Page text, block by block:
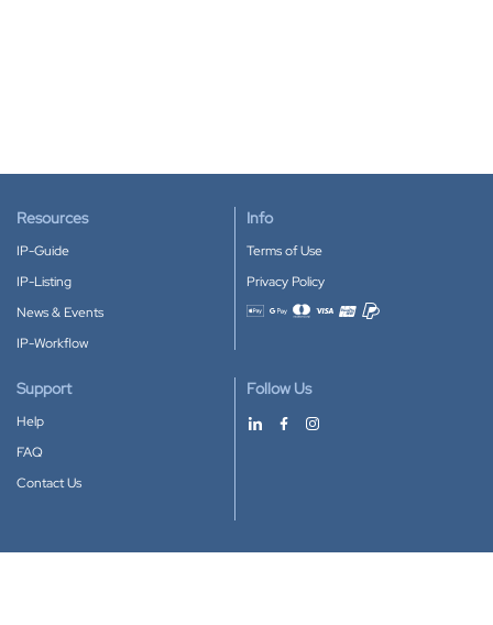
Resources
IP-Guide
IP-Listing
News & Events
IP-Workflow
Info
Terms of Use
Privacy Policy
Accepted payment methods
Support
Help
FAQ
Contact Us
Follow Us